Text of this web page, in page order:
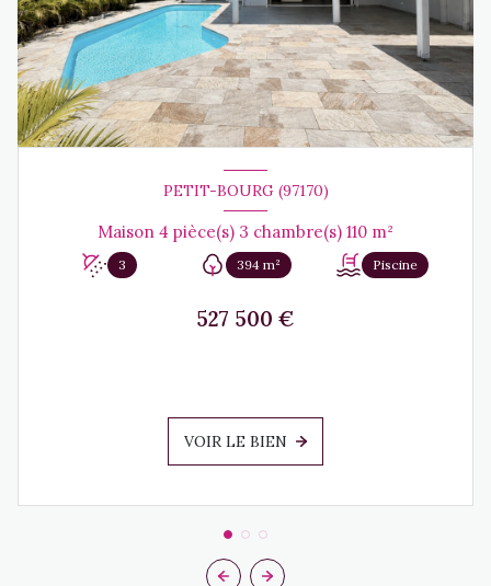
PETIT-BOURG (97170)
Maison 4 pièce(s) 3 chambre(s) 110 m²
3 394 m² Piscine
527 500 €
VOIR LE BIEN